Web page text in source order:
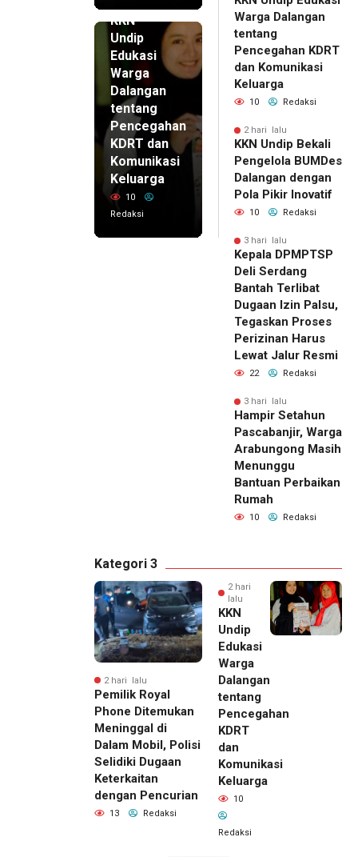
KKN
Undip
Edukasi
Warga
Dalangan
tentang
Pencegahan
KDRT dan
Komunikasi
Keluarga
10
Redaksi
Warga Dalangan
tentang
Pencegahan KDRT
dan Komunikasi
Keluarga
10 Redaksi
2 hari lalu
KKN Undip Bekali
Pengelola BUMDes
Dalangan dengan
Pola Pikir Inovatif
10 Redaksi
3 hari lalu
Kepala DPMPTSP
Deli Serdang
Bantah Terlibat
Dugaan Izin Palsu,
Tegaskan Proses
Perizinan Harus
Lewat Jalur Resmi
22 Redaksi
3 hari lalu
Hampir Setahun
Pascabanjir, Warga
Arabungong Masih
Menunggu
Bantuan Perbaikan
Rumah
10 Redaksi
Kategori 3
2 hari lalu
Pemilik Royal
Phone Ditemukan
Meninggal di
Dalam Mobil, Polisi
Selidiki Dugaan
Keterkaitan
dengan Pencurian
13 Redaksi
2 hari
lalu
KKN
Undip
Edukasi
Warga
Dalangan
tentang
Pencegahan
KDRT
dan
Komunikasi
Keluarga
10
Redaksi